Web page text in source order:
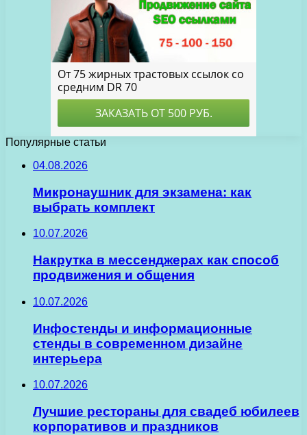
Популярные статьи
04.08.2026
Микронаушник для экзамена: как
выбрать комплект
10.07.2026
Накрутка в мессенджерах как способ
продвижения и общения
10.07.2026
Инфостенды и информационные
стенды в современном дизайне
интерьера
10.07.2026
Лучшие рестораны для свадеб юбилеев
корпоративов и праздников